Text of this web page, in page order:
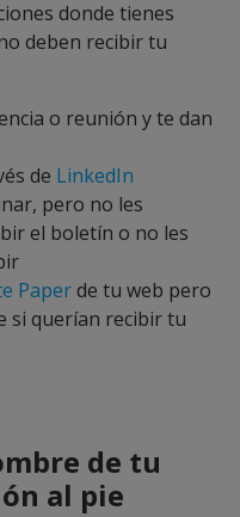
donde tienes
deben recibir tu
o reunión y te dan
de LinkedIn
pero no les
el boletín o no les
Paperde tu web pero
si querían recibir tu
de tu
al pie